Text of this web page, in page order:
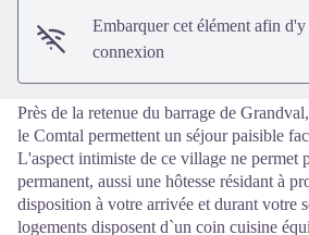
Embarquer cet élément afin
connexion
Près de la retenue du barrage de
le Comtal permettent un séjour paisible
L'aspect intimiste de ce village ne permet
permanent, aussi une hôtesse résidant à
disposition à votre arrivée et durant votre
logements disposent d`un coin cuisine